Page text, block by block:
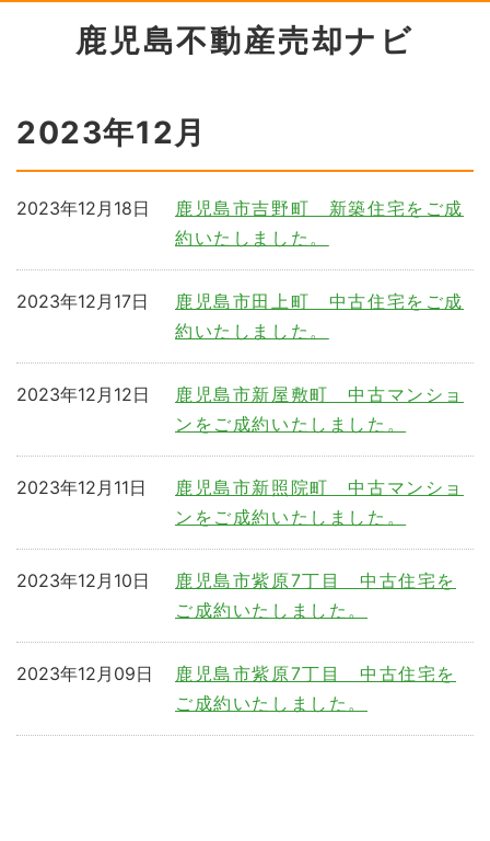
鹿児島不動産売却ナビ
2023年12月
鹿児島市吉野町 新築住宅をご成
約いたしました。
2023年12月18日
鹿児島市田上町 中古住宅をご成
約いたしました。
2023年12月17日
鹿児島市新屋敷町 中古マンショ
ンをご成約いたしました。
2023年12月12日
鹿児島市新照院町 中古マンショ
ンをご成約いたしました。
2023年12月11日
鹿児島市紫原7丁目 中古住宅を
ご成約いたしました。
2023年12月10日
鹿児島市紫原7丁目 中古住宅を
ご成約いたしました。
2023年12月09日